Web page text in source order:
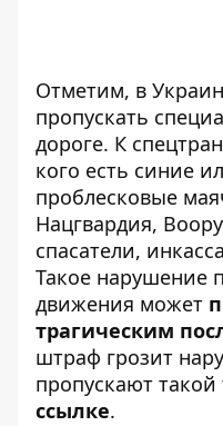
Отметим, в
пропускать
дороге. К
кого есть синие
проблесковые
Нацгвардия,
спасатели,
Такое нарушение
движения может
трагическим
штраф грозит
пропускают
ссылке.